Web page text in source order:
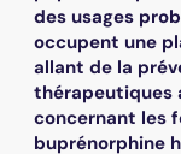
des usages
occupent une
allant de la
thérapeutiques
concernant les
buprénorphine